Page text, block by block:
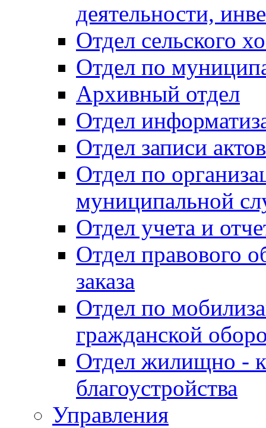
деятельности,
Отдел сельского
Отдел по
Архивный отдел
Отдел
Отдел записи
Отдел по
муниципальной
Отдел учета и
Отдел правового
заказа
Отдел по
гражданской
Отдел жилищно -
благоустройства
Управления